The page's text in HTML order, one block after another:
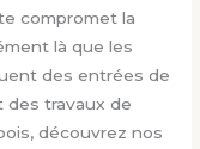
compromet la
là que les
des entrées de
des travaux de
découvrez nos